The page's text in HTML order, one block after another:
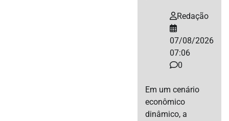
Redação
07/08/2026
07:06
0
Em um cenário
econômico
dinâmico, a